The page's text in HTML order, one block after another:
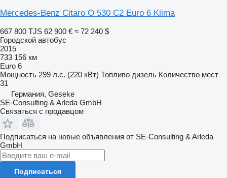
Mercedes-Benz Citaro O 530 C2 Euro 6 Klima
667 800 TJS 62 900 € ≈ 72 240 $
Городской автобус
2015
733 156 км
Euro 6
Мощность 299 л.с. (220 кВт) Топливо дизель Количество мест
31
Германия, Geseke
SE-Consulting & Arleda GmbH
Связаться с продавцом
Подписаться на новые объявления от SE-Consulting & Arleda
GmbH
Подписаться